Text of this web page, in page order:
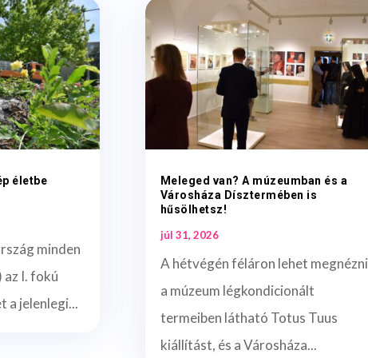
életbe
minden
az I. fokú
a jelenlegi...
Meleged van? A múzeumban és a
Városháza Dísztermében is
hűsölhetsz!
júl 31, 2026
A hétvégén féláron lehet megnézni
a múzeum légkondicionált
termeiben látható Totus Tuus
kiállítást, és a Városháza...